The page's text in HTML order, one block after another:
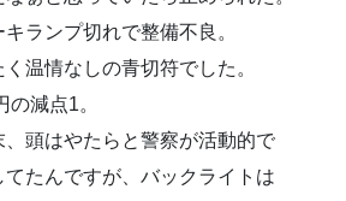
キランプ切れで整備不良。
く温情なしの青切符でした。
の減点1。
、頭はやたらと警察が活動的で
てたんですが、バックライトは